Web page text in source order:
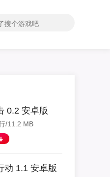
0.2 安卓版
/11.2 MB
动 1.1 安卓版